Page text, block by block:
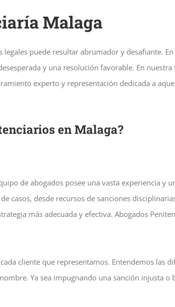
Malaga
puede resultar abrumador y desafiante.
y una resolución favorable. En
experto y representación dedicada a
en Malaga?
de abogados posee una vasta experiencia y
casos, desde recursos de sanciones
más adecuada y efectiva. Abogados
cliente que representamos. Entendemos las
Ya sea impugnando una sanción injusta